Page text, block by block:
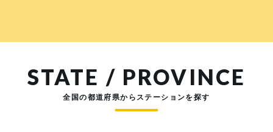
STATE / PROVINCE
全国の都道府県からステーションを探す